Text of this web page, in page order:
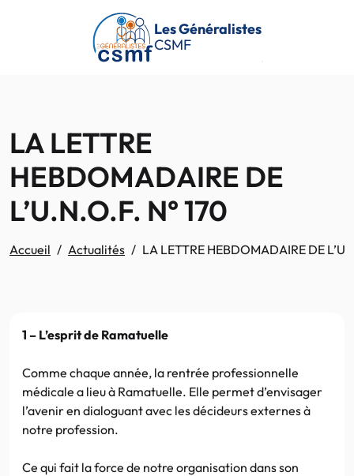
Passer au contenu principal
Les Généralistes
CSMF
LA LETTRE
HEBDOMADAIRE DE
L’U.N.O.F. N° 170
Accueil Actualités LA LETTRE HEBDOMADAIRE DE
1 – L’esprit de Ramatuelle
Comme chaque année, la rentrée professionnelle
médicale a lieu à Ramatuelle. Elle permet d’envisager
l’avenir en dialoguant avec les décideurs externes à
notre profession.
Ce qui fait la force de notre organisation dans son